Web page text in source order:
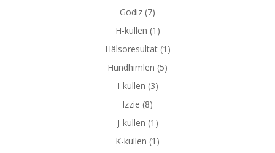
Godiz (7)
H-kullen (1)
Hälsoresultat(1)
Hundhimlen (5)
I-kullen (3)
Izzie (8)
J-kullen (1)
K-kullen (1)